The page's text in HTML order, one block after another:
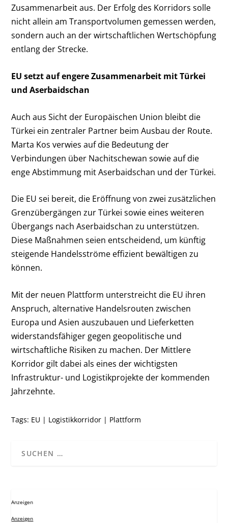
Zusammenarbeit aus. Der Erfolg des Korridors solle
nicht allein am Transportvolumen gemessen werden,
sondern auch an der wirtschaftlichen Wertschöpfung
entlang der Strecke.
EU setzt auf engere Zusammenarbeit mit Türkei
und Aserbaidschan
Auch aus Sicht der Europäischen Union bleibt die
Türkei ein zentraler Partner beim Ausbau der Route.
Marta Kos verwies auf die Bedeutung der
Verbindungen über Nachitschewan sowie auf die
enge Abstimmung mit Aserbaidschan und der Türkei.
Die EU sei bereit, die Eröffnung von zwei zusätzlichen
Grenzübergängen zur Türkei sowie eines weiteren
Übergangs nach Aserbaidschan zu unterstützen.
Diese Maßnahmen seien entscheidend, um künftig
steigende Handelsströme effizient bewältigen zu
können.
Mit der neuen Plattform unterstreicht die EU ihren
Anspruch, alternative Handelsrouten zwischen
Europa und Asien auszubauen und Lieferketten
widerstandsfähiger gegen geopolitische und
wirtschaftliche Risiken zu machen. Der Mittlere
Korridor gilt dabei als eines der wichtigsten
Infrastruktur- und Logistikprojekte der kommenden
Jahrzehnte.
Tags: EU | Logistikkorridor | Plattform
Anzeigen
Anzeigen